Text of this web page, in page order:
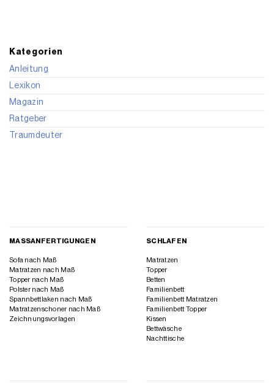
Kategorien
Anleitung
Lexikon
Magazin
Ratgeber
Traumdeuter
MASSANFERTIGUNGEN
Sofa nach Maß
Matratzen nach Maß
Topper nach Maß
Polster nach Maß
Spannbettlaken nach Maß
Matratzenschoner nach Maß
Zeichnungsvorlagen
SCHLAFEN
Matratzen
Topper
Betten
Familienbett
Familienbett Matratzen
Familienbett Topper
Kissen
Bettwäsche
Nachttische